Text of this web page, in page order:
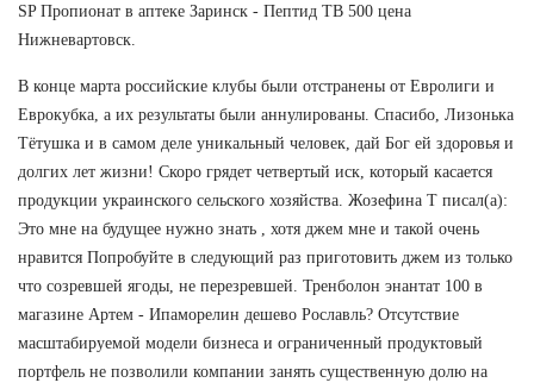
SP Пропионат в аптеке Заринск - Пептид TB 500 цена
Нижневартовск.
В конце марта российские клубы были отстранены от Евролиги и
Еврокубка, а их результаты были аннулированы. Спасибо, Лизонька
Тётушка и в самом деле уникальный человек, дай Бог ей здоровья и
долгих лет жизни! Скоро грядет четвертый иск, который касается
продукции украинского сельского хозяйства. Жозефина Т писал(а):
Это мне на будущее нужно знать , хотя джем мне и такой очень
нравится Попробуйте в следующий раз приготовить джем из только
что созревшей ягоды, не перезревшей. Тренболон энантат 100 в
магазине Артем - Ипаморелин дешево Рославль? Отсутствие
масштабируемой модели бизнеса и ограниченный продуктовый
портфель не позволили компании занять существенную долю на